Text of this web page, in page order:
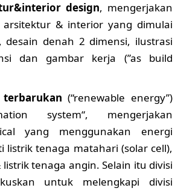
design, mengerjakan
arsitektur & interior yang dimulai
desain denah 2 dimensi, ilustrasi
dan gambar kerja (”as build
(“renewable energy”)
system“, mengerjakan
yang menggunakan energi
listrik tenaga matahari (solar cell),
tenaga angin. Selain itu divisi
untuk melengkapi divisi